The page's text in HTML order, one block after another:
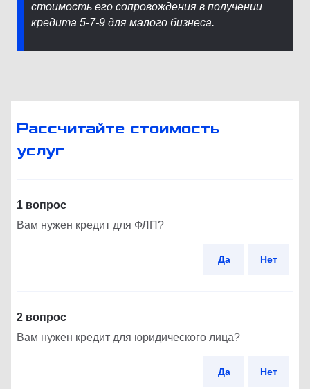
стоимость его сопровождения в получении
кредита 5-7-9 для малого бизнеса.
Рассчитайте стоимость
услуг
1 вопрос
Вам нужен кредит для ФЛП?
Да Нет
2 вопрос
Вам нужен кредит для юридического лица?
Да Нет